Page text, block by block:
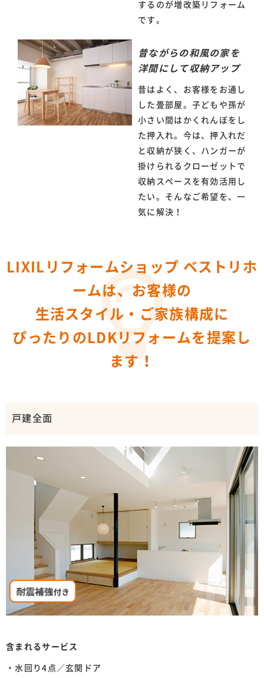
するのが増改築リフォーム
です。
昔ながらの和風の家を
洋間にして収納アップ
昔はよく、お客様をお通し
した畳部屋。子どもや孫が
小さい間はかくれんぼをし
た押入れ。今は、押入れだ
と収納が狭く、ハンガーが
掛けられるクローゼットで
収納スペースを有効活用し
たい。そんなご希望を、一
気に解決！
LIXILリフォームショップ ベストリホ
ームは、お客様の
生活スタイル・ご家族構成に
ぴったりのLDKリフォームを提案し
ます！
戸建全面
含まれるサービス
・水回り4点／玄関ドア